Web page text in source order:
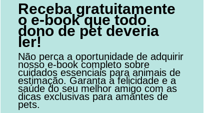
Receba gratuitamente
o e-book que todo
dono de pet deveria
ler!
Não perca a oportunidade de adquirir
nosso e-book completo sobre
cuidados essenciais para animais de
estimação. Garanta a felicidade e a
saúde do seu melhor amigo com as
dicas exclusivas para amantes de
pets.